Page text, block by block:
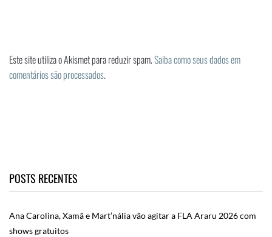
Este site utiliza o Akismet para reduzir spam.Saiba como seus dados em
comentários são processados.
POSTS RECENTES
Ana Carolina, Xamã e Mart’nália vão agitar a FLA Araru 2026 com
shows gratuitos